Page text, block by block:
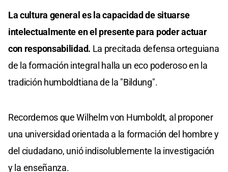
La cultura general es la capacidad de situarse
intelectualmente en el presente para poder actuar
con responsabilidad. La precitada defensa orteguiana
de la formación integral halla un eco poderoso en la
tradición humboldtiana de la "Bildung".
Recordemos que Wilhelm von Humboldt, al proponer
una universidad orientada a la formación del hombre y
del ciudadano, unió indisolublemente la investigación
y la enseñanza.